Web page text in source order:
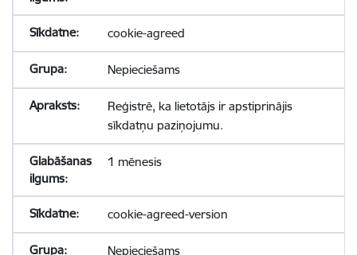
cookie-agreed
Nepieciešams
Reģistrē, ka lietotājs ir apstiprinājis
sīkdatņu paziņojumu.
1 mēnesis
cookie-agreed-version
Nepieciešams